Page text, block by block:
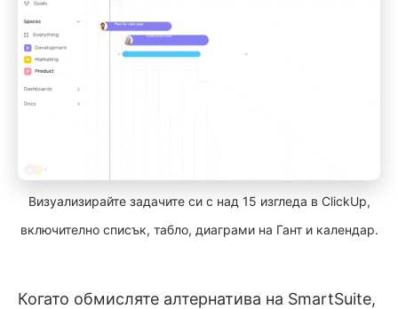
Визуализирайте задачите си с над 15 изгледа в ClickUp,
включително списък, табло, диаграми на Гант и календар.
Когато обмисляте алтернатива на SmartSuite,